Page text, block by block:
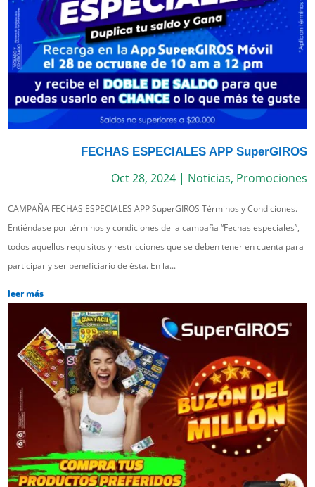
FECHAS ESPECIALES APP SuperGIROS
Oct 28, 2024| Noticias, Promociones
CAMPAÑA FECHAS ESPECIALES APP SuperGIROS Términos y Condiciones.
Entiéndase por términos y condiciones de la campaña “Fechas especiales”,
todos aquellos requisitos y restricciones que se deben tener en cuenta para
participar y ser beneficiario de ésta. En la...
leer más